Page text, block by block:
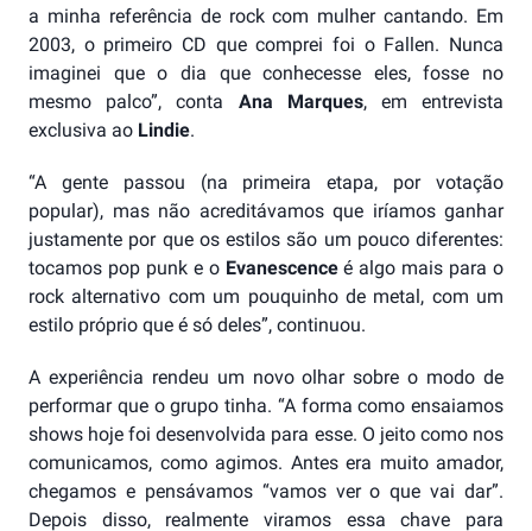
a minha referência de rock com mulher cantando. Em
2003, o primeiro CD que comprei foi o Fallen. Nunca
imaginei que o dia que conhecesse eles, fosse no
mesmo palco”, conta Ana Marques, em entrevista
exclusiva ao Lindie.
“A gente passou (na primeira etapa, por votação
popular), mas não acreditávamos que iríamos ganhar
justamente por que os estilos são um pouco diferentes:
tocamos pop punk e o Evanescenceé algo mais para o
rock alternativo com um pouquinho de metal, com um
estilo próprio que é só deles”, continuou.
A experiência rendeu um novo olhar sobre o modo de
performar que o grupo tinha. “A forma como ensaiamos
shows hoje foi desenvolvida para esse. O jeito como nos
comunicamos, como agimos. Antes era muito amador,
chegamos e pensávamos “vamos ver o que vai dar”.
Depois disso, realmente viramos essa chave para